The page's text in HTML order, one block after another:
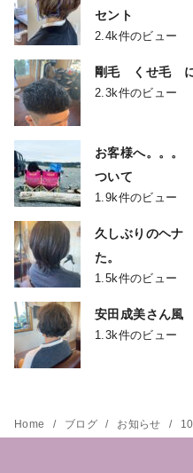
セント
2.4k件のビュー
剛毛 くせ毛 に
2.3k件のビュー
お客様へ。。
ついて
1.9k件のビュー
久しぶりのヘナ
た。
1.5k件のビュー
安田成美さん風
1.3k件のビュー
Home ブログ お知らせ